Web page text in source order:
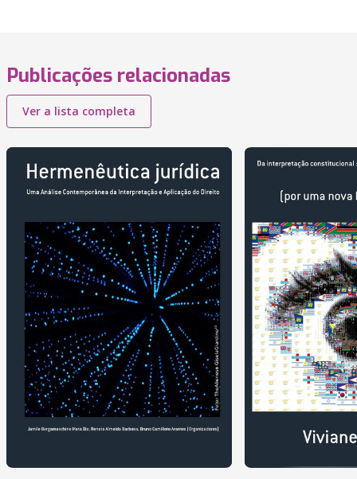
Publicações relacionadas
Ver a lista completa